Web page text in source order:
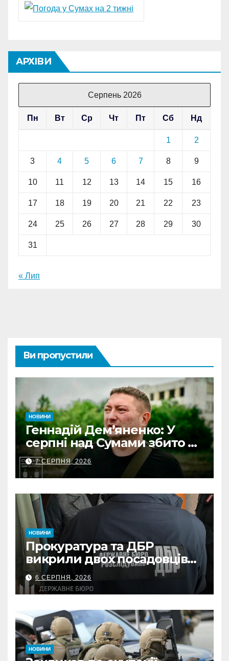
АРХІВИ
Серпень 2026
Пн Вт Ср Чт Пт Сб Нд
1 2
3 4 5 6 7 8 9
10 11 12 13 14 15 16
17 18 19 20 21 22 23
24 25 26 27 28 29 30
31
« Лип
Ви пропустили
НОВИНИ
Геннадій Дем’яненко: У
серпні над Сумами збито 6
КАБів
7 СЕРПНЯ, 2026
НОВИНИ
Прокуратура та ДБР
викрили двох посадовців
ДПС Сумщини на вимаганні
неправомірної вигоди у
ФОПа
6 СЕРПНЯ, 2026
НОВИНИ